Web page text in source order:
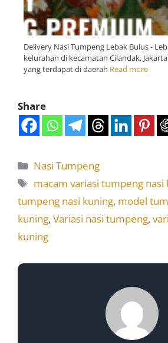
Delivery Nasi Tumpeng Lebak Bulus -
kelurahan di kecamatan Cilandak,
yang terdapat di daerah Read more
Share
Nasi Tumpeng
macam variasi tumpeng nasi
tumpeng nasi kuning, model
kuning, Variasi nasi tumpeng,
kuning